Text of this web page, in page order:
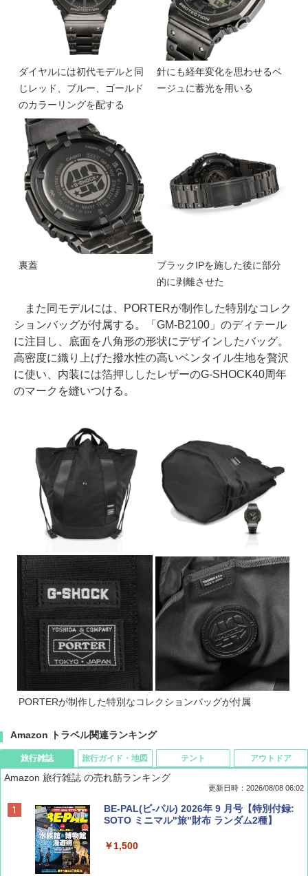
ダイヤルには初代モデルと同
じレッド、ブルー、ゴールド
のカラーリングを配する
針にも経年変化を思わせるベ
ージュに蓄光を用いる
裏蓋
ブラックIPを施した後に部分
的に剥離させた
また同モデルには、PORTERが制作した特別なコレク
ションバッグが付属する。「GM-B2100」のディテール
に注目し、底面を八角形の形状にデザインしたバッグ。
高密度に織り上げた撥水性の高いベンタイル生地を贅沢
に使い、内装には箔押ししたレザーのG-SHOCK40周年
のマークを縫いつける。
PORTERが制作した特別なコレクションバッグが付属
Amazon トラベル関連ランキング
旅行雑誌
Amazon 旅行雑誌 の売れ筋ランキング
更新日時：2026/08/08 06:02
BE-PAL(ビ-パル) 2026年 9 月号【特別付録:
SOTO ミニマル"旅"財布 ランダム2種】
￥1,500
旅行ガイド・地図 テント アウトドア